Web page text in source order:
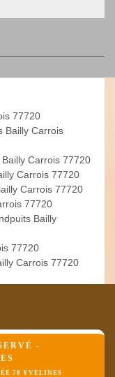
77720
Bailly Carrois
Carrois 77720
Carrois 77720
Carrois 77720
77720
Bailly
77720
Carrois 77720
-
78 YVELINES